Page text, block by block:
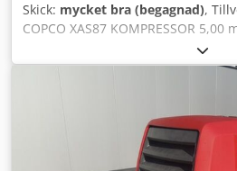
Skick: mycket bra (begagnad),
COPCO XAS87 KOMPRESSOR
Tasx Adpsf Dieselkompressor
efter service Tekniska data:
arbetstryck: 7 bar; årsmodell:
mätarställning: 1397 timmar!!!
fungerande och redo för
exkl. moms: 37.800 PLN Pris inkl.
finns en länk till en video som